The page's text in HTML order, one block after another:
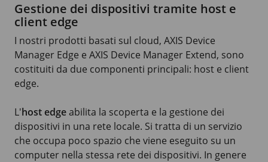
Gestione dei dispositivi tramite host e
client edge
I nostri prodotti basati sul cloud, AXIS Device
Manager Edge e AXIS Device Manager Extend, sono
costituiti da due componenti principali: host e client
edge.
L'host edgeabilita la scoperta e la gestione dei
dispositivi in una rete locale. Si tratta di un servizio
che occupa poco spazio che viene eseguito su un
computer nella stessa rete dei dispositivi. In genere